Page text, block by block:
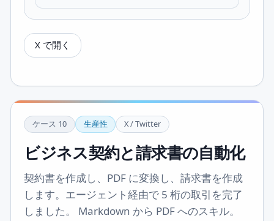
X で開く
ケース 10 生産性 X / Twitter
ビジネス契約と請求書の自動化
契約書を作成し、PDF に変換し、請求書を作成
します。エージェント経由で 5 桁の取引を完了
しました。 Markdown から PDF へのスキル。